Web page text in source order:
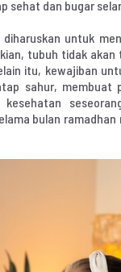
dan bugar
untuk
tubuh tidak
itu, kewajiban
sahur,
bulan